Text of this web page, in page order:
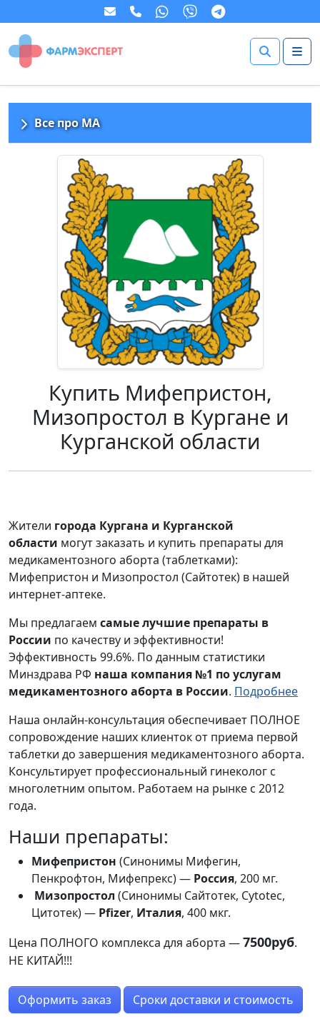
Все про МА
Купить Мифепристон,
Мизопростол в Кургане и
Курганской области
Жители города Кургана и Курганской
области могут заказать и купить препараты для
медикаментозного аборта (таблетками):
Мифепристон и Мизопростол (Сайтотек) в нашей
интернет-аптеке.
Мы предлагаем самые лучшие препараты в
России по качеству и эффективности!
Эффективность 99.6%. По данным статистики
Минздрава РФ наша компания №1 по услугам
медикаментозного аборта в России. Подробнее
Наша онлайн-консультация обеспечивает ПОЛНОЕ
сопровождение наших клиенток от приема первой
таблетки до завершения медикаментозного аборта.
Консультирует профессиональный гинеколог с
многолетним опытом. Работаем на рынке с 2012
года.
Наши препараты:
Мифепристон (Синонимы Мифегин,
Пенкрофтон, Мифепрекс) — Россия, 200 мг.
Мизопростол (Синонимы Сайтотек, Cytotec,
Цитотек) — Pfizer, Италия, 400 мкг.
Цена ПОЛНОГО комплекса для аборта —7500руб.
НЕ КИТАЙ!!!
Оформить заказ Сроки доставки и стоимость